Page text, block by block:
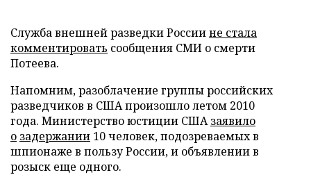
Служба внешней разведки Россиине стала
комментировать сообщения СМИ о смерти
Потеева.
Напомним, разоблачение группы российских
разведчиков в США произошло летом 2010
года. Министерство юстиции СШАзаявило
о задержании 10 человек, подозреваемых в
шпионаже в пользу России, и объявлении в
розыск еще одного.